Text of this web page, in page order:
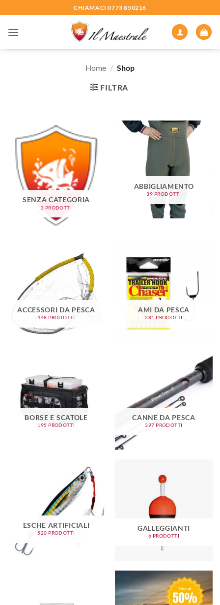
ai
contenuti
CHIAMACI 0773 850216
Home / Shop
FILTRA
SENZA CATEGORIA
3 PRODOTTI
ABBIGLIAMENTO
39 PRODOTTI
ACCESSORI DA PESCA
448 PRODOTTI
AMI DA PESCA
281 PRODOTTI
BORSE E SCATOLE
195 PRODOTTI
CANNE DA PESCA
397 PRODOTTI
ESCHE ARTIFICIALI
520 PRODOTTI
GALLEGGIANTI
6 PRODOTTI